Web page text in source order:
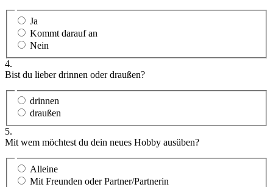
Ja
Kommt darauf an
Nein
4.
Bist du lieber drinnen oder draußen?
drinnen
draußen
5.
Mit wem möchtest du dein neues Hobby ausüben?
Alleine
Mit Freunden oder Partner/Partnerin